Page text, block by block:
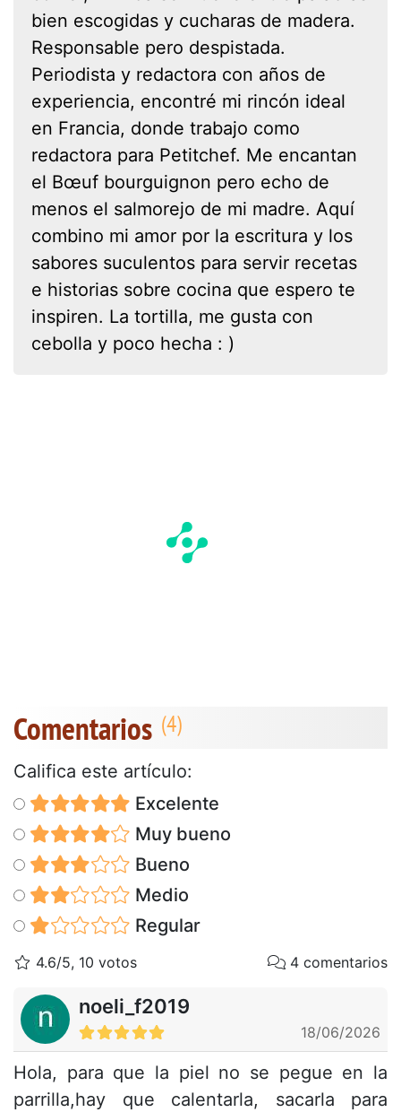
bien escogidas y cucharas de madera.
Responsable pero despistada.
Periodista y redactora con años de
experiencia, encontré mi rincón ideal
en Francia, donde trabajo como
redactora para Petitchef. Me encantan
el Bœuf bourguignon pero echo de
menos el salmorejo de mi madre. Aquí
combino mi amor por la escritura y los
sabores suculentos para servir recetas
e historias sobre cocina que espero te
inspiren. La tortilla, me gusta con
cebolla y poco hecha : )
Comentarios
Califica este artículo:
Excelente
Muy bueno
Bueno
Medio
Regular
4.6/5, 10 votos 4 comentarios
noeli_f2019
18/06/2026
Hola, para que la piel no se pegue en la
parrilla,hay que calentarla, sacarla para